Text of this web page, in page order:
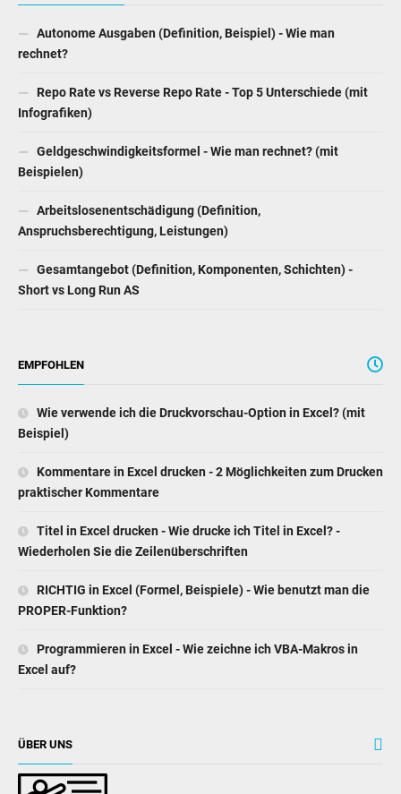
Autonome Ausgaben (Definition, Beispiel) - Wie man
rechnet?
Repo Rate vs Reverse Repo Rate - Top 5 Unterschiede (mit
Infografiken)
Geldgeschwindigkeitsformel - Wie man rechnet? (mit
Beispielen)
Arbeitslosenentschädigung (Definition,
Anspruchsberechtigung, Leistungen)
Gesamtangebot (Definition, Komponenten, Schichten) -
Short vs Long Run AS
EMPFOHLEN
Wie verwende ich die Druckvorschau-Option in Excel? (mit
Beispiel)
Kommentare in Excel drucken - 2 Möglichkeiten zum Drucken
praktischer Kommentare
Titel in Excel drucken - Wie drucke ich Titel in Excel? -
Wiederholen Sie die Zeilenüberschriften
RICHTIG in Excel (Formel, Beispiele) - Wie benutzt man die
PROPER-Funktion?
Programmieren in Excel - Wie zeichne ich VBA-Makros in
Excel auf?
ÜBER UNS